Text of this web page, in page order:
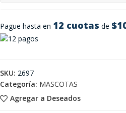
Pague hasta en 12 cuotas de
Agregar a Deseados
SKU: 2697
Categoría: MASCOTAS